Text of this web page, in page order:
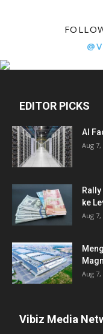
EDITOR PICKS
AI
Aug 7,
ke
Aug 7,
Aug 7,
Vibiz Media